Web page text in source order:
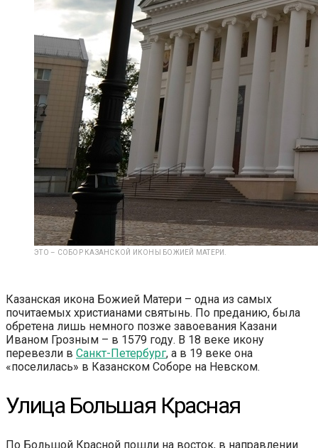
ЭТО – СОБОР КАЗАНСКОЙ ИКОНЫ БОЖИЕЙ МАТЕРИ.
Казанская икона Божией Матери – одна из самых
почитаемых христианами святынь. По преданию, была
обретена лишь немного позже завоевания Казани
Иваном Грозным – в 1579 году. В 18 веке икону
перевезли в Санкт-Петербург, а в 19 веке она
«поселилась» в Казанском Соборе на Невском.
Улица Большая Красная
По Большой Красной пошли на восток, в направлении